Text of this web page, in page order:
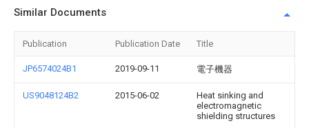
Similar Documents
Publication Publication Date Title
JP6574024B1 2019-09-11 電子機器
US9048124B2 2015-06-02
Heat sinking and
electromagnetic
shielding structures